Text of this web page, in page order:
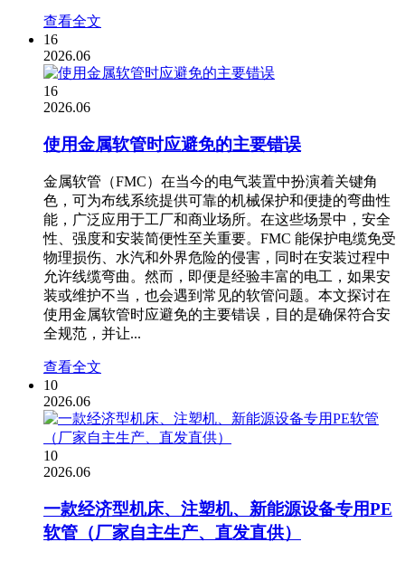
查看全文
16
2026.06
16
2026.06
使用金属软管时应避免的主要错误
金属软管（FMC）在当今的电气装置中扮演着关键角
色，可为布线系统提供可靠的机械保护和便捷的弯曲性
能，广泛应用于工厂和商业场所。在这些场景中，安全
性、强度和安装简便性至关重要。FMC 能保护电缆免受
物理损伤、水汽和外界危险的侵害，同时在安装过程中
允许线缆弯曲。然而，即便是经验丰富的电工，如果安
装或维护不当，也会遇到常见的软管问题。本文探讨在
使用金属软管时应避免的主要错误，目的是确保符合安
全规范，并让...
查看全文
10
2026.06
10
2026.06
一款经济型机床、注塑机、新能源设备专用PE
软管（厂家自主生产、直发直供）